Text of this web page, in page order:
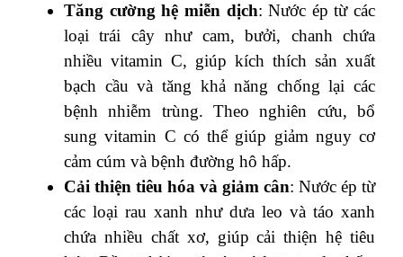
Tăng cường hệ miễn dịch: Nước ép từ các
loại trái cây như cam, bưởi, chanh chứa
nhiều vitamin C, giúp kích thích sản xuất
bạch cầu và tăng khả năng chống lại các
bệnh nhiễm trùng. Theo nghiên cứu, bổ
sung vitamin C có thể giúp giảm nguy cơ
cảm cúm và bệnh đường hô hấp.
Cải thiện tiêu hóa và giảm cân: Nước ép từ
các loại rau xanh như dưa leo và táo xanh
chứa nhiều chất xơ, giúp cải thiện hệ tiêu